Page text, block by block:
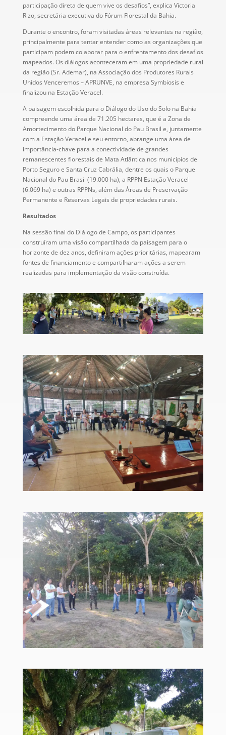
participação direta de quem vive os desafios”, explica Victoria
Rizo, secretária executiva do Fórum Florestal da Bahia.
Durante o encontro, foram visitadas áreas relevantes na região,
principalmente para tentar entender como as organizações que
participam podem colaborar para o enfrentamento dos desafios
mapeados. Os diálogos aconteceram em uma propriedade rural
da região (Sr. Ademar), na Associação dos Produtores Rurais
Unidos Venceremos – APRUNVE, na empresa Symbiosis e
finalizou na Estação Veracel.
A paisagem escolhida para o Diálogo do Uso do Solo na Bahia
compreende uma área de 71.205 hectares, que é a Zona de
Amortecimento do Parque Nacional do Pau Brasil e, juntamente
com a Estação Veracel e seu entorno, abrange uma área de
importância-chave para a conectividade de grandes
remanescentes florestais de Mata Atlântica nos municípios de
Porto Seguro e Santa Cruz Cabrália, dentre os quais o Parque
Nacional do Pau Brasil (19.000 ha), a RPPN Estação Veracel
(6.069 ha) e outras RPPNs, além das Áreas de Preservação
Permanente e Reservas Legais de propriedades rurais.
Resultados
Na sessão final do Diálogo de Campo, os participantes
construíram uma visão compartilhada da paisagem para o
horizonte de dez anos, definiram ações prioritárias, mapearam
fontes de financiamento e compartilharam ações a serem
realizadas para implementação da visão construída.